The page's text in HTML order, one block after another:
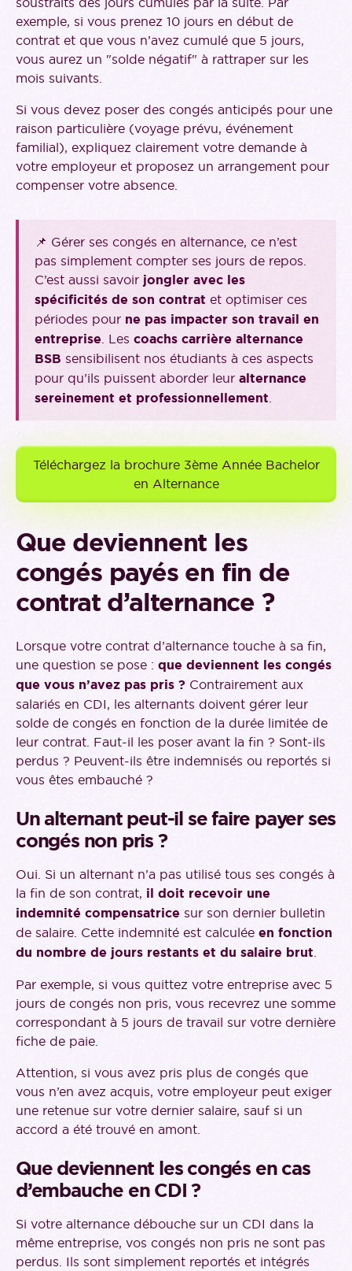
exemple, si vous prenez 10 jours en début de
contrat et que vous n’avez cumulé que 5 jours,
vous aurez un "solde négatif" à rattraper sur les
mois suivants.
Si vous devez poser des congés anticipés pour une
raison particulière (voyage prévu, événement
familial), expliquez clairement votre demande à
votre employeur et proposez un arrangement pour
compenser votre absence.
📌 Gérer ses congés en alternance, ce n’est
pas simplement compter ses jours de repos.
C’est aussi savoir jongler avec les
spécificités de son contrat et optimiser ces
périodes pour ne pas impacter son travail en
entreprise. Les coachs carrière alternance
BSB sensibilisent nos étudiants à ces aspects
pour qu’ils puissent aborder leur alternance
sereinement et professionnellement.
Téléchargez la brochure 3ème Année Bachelor
en Alternance
Que deviennent les
congés payés en fin de
contrat d’alternance ?
Lorsque votre contrat d’alternance touche à sa fin,
une question se pose : que deviennent les congés
que vous n’avez pas pris ? Contrairement aux
salariés en CDI, les alternants doivent gérer leur
solde de congés en fonction de la durée limitée de
leur contrat. Faut-il les poser avant la fin ? Sont-ils
perdus ? Peuvent-ils être indemnisés ou reportés si
vous êtes embauché ?
Un alternant peut-il se faire payer ses
congés non pris ?
Oui. Si un alternant n’a pas utilisé tous ses congés à
la fin de son contrat, il doit recevoir une
indemnité compensatrice sur son dernier bulletin
de salaire. Cette indemnité est calculée en fonction
du nombre de jours restants et du salaire brut.
Par exemple, si vous quittez votre entreprise avec 5
jours de congés non pris, vous recevrez une somme
correspondant à 5 jours de travail sur votre dernière
fiche de paie.
Attention, si vous avez pris plus de congés que
vous n’en avez acquis, votre employeur peut exiger
une retenue sur votre dernier salaire, sauf si un
accord a été trouvé en amont.
Que deviennent les congés en cas
d’embauche en CDI ?
Si votre alternance débouche sur un CDI dans la
même entreprise, vos congés non pris ne sont pas
perdus. Ils sont simplement reportés et intégrés